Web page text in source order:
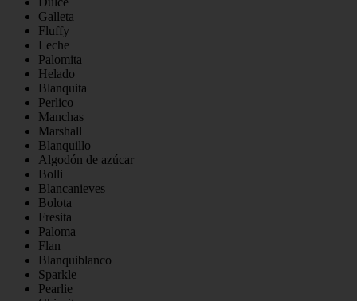
Galleta
Fluffy
Leche
Palomita
Helado
Blanquita
Perlico
Manchas
Marshall
Blanquillo
Algodón de azúcar
Bolli
Blancanieves
Bolota
Fresita
Paloma
Flan
Blanquiblanco
Sparkle
Pearlie